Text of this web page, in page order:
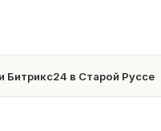
Битрикс24 в Старой Руссе